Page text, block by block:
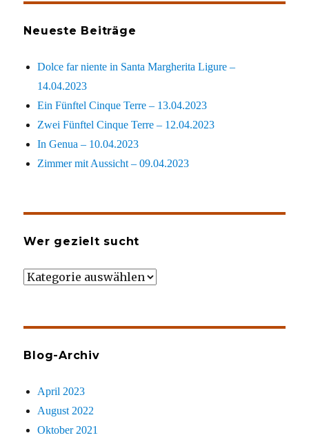
Neueste Beiträge
Dolce far niente in Santa Margherita Ligure –
14.04.2023
Ein Fünftel Cinque Terre – 13.04.2023
Zwei Fünftel Cinque Terre – 12.04.2023
In Genua – 10.04.2023
Zimmer mit Aussicht – 09.04.2023
Wer gezielt sucht
Wer
Blog-Archiv
April 2023
August 2022
Oktober 2021